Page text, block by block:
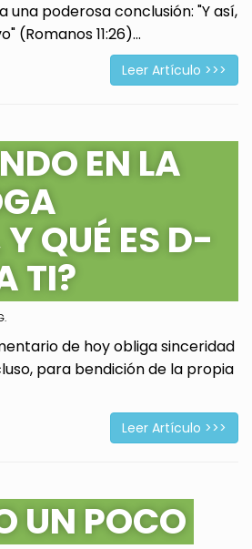
una poderosa conclusión: "Y así,
(Romanos 11:26)...
Leer Artículo >>>
EN LA
QUÉ ES D-
TI?
de hoy obliga sinceridad
para bendición de la propia
Leer Artículo >>>
UN POCO